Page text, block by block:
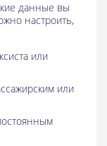
данные вы
настроить,
или
или